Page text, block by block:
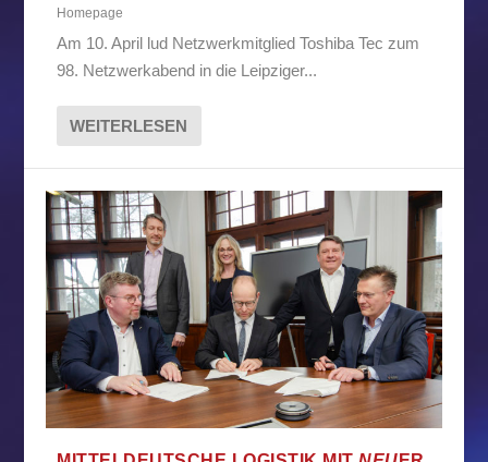
Homepage
Am 10. April lud Netzwerkmitglied Toshiba Tec zum
98. Netzwerkabend in die Leipziger...
WEITERLESEN